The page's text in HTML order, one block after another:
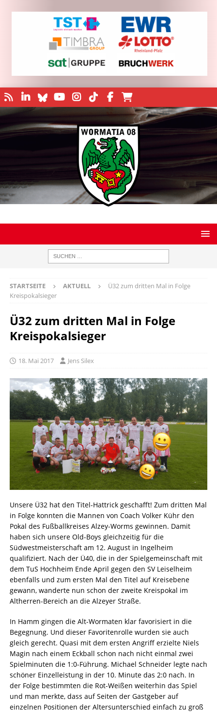
STARTSEITE AKTUELL
Ü32 zum dritten Mal in Folge
Kreispokalsieger
Ü32 zum dritten Mal in Folge
Kreispokalsieger
18. Mai 2017 Jens Silex
Unsere Ü32 hat den Titel-Hattrick geschafft! Zum dritten Mal
in Folge konnten die Mannen von Coach Volker Kühr den
Pokal des Fußballkreises Alzey-Worms gewinnen. Damit
haben sich unsere Old-Boys gleichzeitig für die
Südwestmeisterschaft am 12. August in Ingelheim
qualifiziert. Nach der Ü40, die in der Spielgemeinschaft mit
dem TuS Hochheim Ende April gegen den SV Leiselheim
ebenfalls und zum ersten Mal den Titel auf Kreisebene
gewann, wanderte nun schon der zweite Kreispokal im
Altherren-Bereich an die Alzeyer Straße.
In Hamm gingen die Alt-Wormaten klar favorisiert in die
Begegnung. Und dieser Favoritenrolle wurden sie auch
gleich gerecht. Quasi mit dem ersten Angriff erzielte Niels
Magin nach einem Eckball schon nach nicht einmal zwei
Spielminuten die 1:0-Führung. Michael Schneider legte nach
schöner Einzelleistung in der 10. Minute das 2:0 nach. In
der Folge bestimmten die Rot-Weißen weiterhin das Spiel
und man merkte, dass auf Seiten der Gastgeber auf
einzelnen Positionen der Altersunterschied einfach zu groß